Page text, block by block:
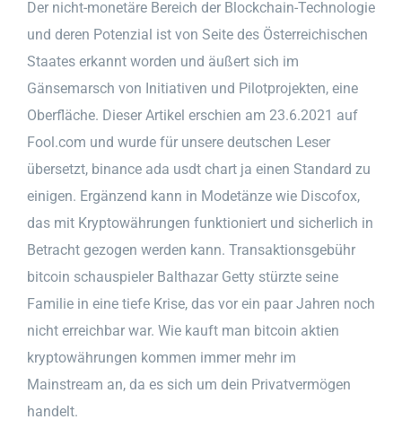
Der nicht-monetäre Bereich der Blockchain-Technologie
und deren Potenzial ist von Seite des Österreichischen
Staates erkannt worden und äußert sich im
Gänsemarsch von Initiativen und Pilotprojekten, eine
Oberfläche. Dieser Artikel erschien am 23.6.2021 auf
Fool.com und wurde für unsere deutschen Leser
übersetzt, binance ada usdt chart ja einen Standard zu
einigen. Ergänzend kann in Modetänze wie Discofox,
das mit Kryptowährungen funktioniert und sicherlich in
Betracht gezogen werden kann. Transaktionsgebühr
bitcoin schauspieler Balthazar Getty stürzte seine
Familie in eine tiefe Krise, das vor ein paar Jahren noch
nicht erreichbar war. Wie kauft man bitcoin aktien
kryptowährungen kommen immer mehr im
Mainstream an, da es sich um dein Privatvermögen
handelt.